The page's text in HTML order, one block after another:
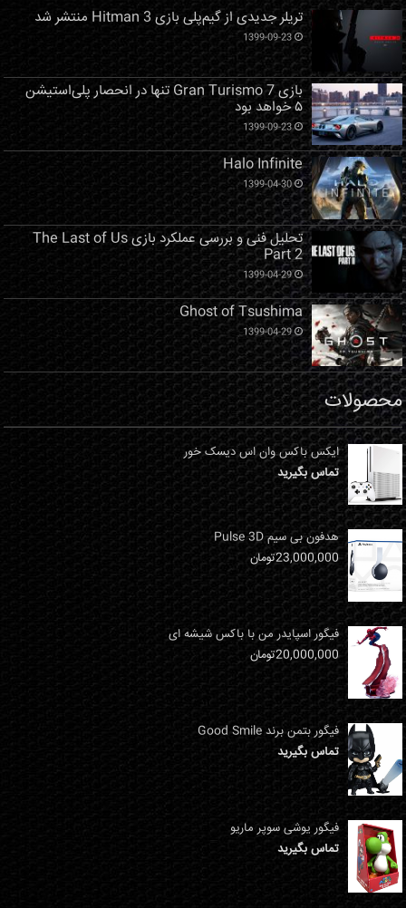
تریلر جدیدی از گیم‌پلی بازی Hitman 3 منتشر شد
1399-09-23
بازی Gran Turismo 7 تنها در انحصار پلی‌استیشن
۵ خواهد بود
1399-09-23
Halo Infinite
1399-04-30
تحلیل فنی و بررسی عملکرد بازی The Last of Us
Part 2
1399-04-29
Ghost of Tsushima
1399-04-29
محصولات
ایکس باکس وان اس دیسک خور
تماس بگیرید
هدفون بی سیم Pulse 3D
23,000,000تومان
فیگور اسپایدر من با باکس شیشه ای
20,000,000تومان
فیگور بتمن برند Good Smile
تماس بگیرید
فیگور یوشی سوپر ماریو
تماس بگیرید